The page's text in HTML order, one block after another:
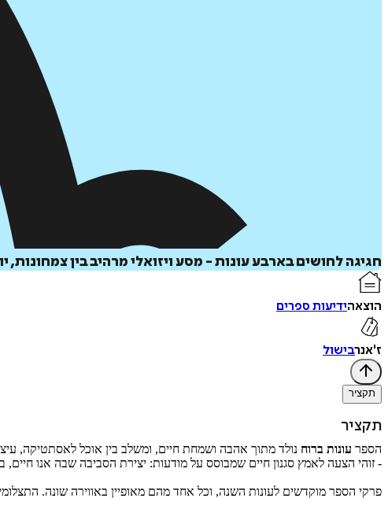
חגיגה לחושים בארבע עונות - מסע ויזואלי מרהיב בין
הוצאהידיעות ספרים
ז'אנרבישול
תקציר
תקציר
הספר עונות ברוח נולד מתוך אהבה ושמחת חיים, ומשלב בין אוכל לאסתטיקה,
- זוהי הצעה לאמץ סגנון חיים שמבוסס על מודעות: יצירת הסביבה שבה אנו
פרקי הספר מוקדשים לעונות השנה, וכל אחד מהם מאופיין באווירה שונה.